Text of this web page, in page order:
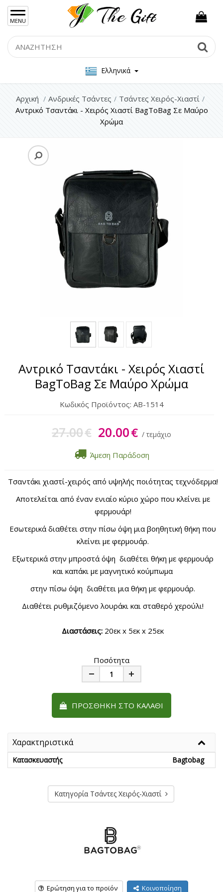
MENU
Ελληνικά
Αρχική Ανδρικές Τσάντες
Τσάντες Χειρός-Χιαστί
Αντρικό Τσαντάκι - Χειρός Χιαστί BagToBag Σε Μαύρο
Χρώμα
×
Γυναικείες Τσάντες
Ανδρικές Τσάντες
Τσάντες Χειρός-Χιαστί
Γυναικεία Κοσμήματα Ατσάλι
Ανδρικα Κοσμήματα
Γυναικεία Περιποίηση
Αντρικό Τσαντάκι - Χειρός Χιαστί
BagToBag Σε Μαύρο Χρώμα
Κωδικός Προϊόντος: AB-1514
27.00€ 20.00€ / τεμάχιο
Άμεση Παράδοση
Τσαντάκι χιαστί-χειρός από υψηλής ποιότητας τεχνόδερμα!
Αποτελείται από έναν ενιαίο κύριο χώρο που κλείνει με
φερμουάρ!
Εσωτερικά διαθέτει στην πίσω όψη μια βοηθητική θήκη που
κλείνει με φερμουάρ.
Εξωτερικά στην μπροστά όψη διαθέτει θήκη με φερμουάρ
και καπάκι με μαγνητικό κούμπωμα
στην πίσω όψη διαθέτει μια θήκη με φερμουάρ.
Διαθέτει ρυθμιζόμενο λουράκι και σταθερό χερούλι!
Διαστάσεις: 20εκ x 5εκ x 25εκ
Ποσότητα
Plus
ΠΡΟΣΘΉΚΗ ΣΤΟ ΚΑΛΆΘΙ
Χαρακτηριστικά
Κατασκευαστής Bagtobag
Κατηγορία Τσάντες Χειρός-Χιαστί
Ερώτηση για το προϊόν Κοινοποίηση